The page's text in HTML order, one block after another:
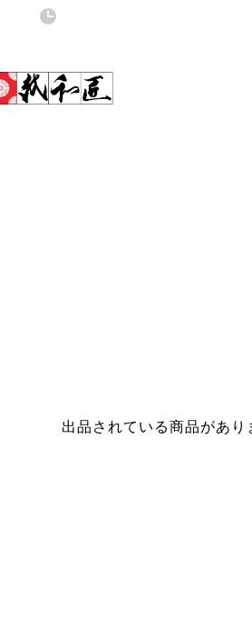
出品されている商品があり